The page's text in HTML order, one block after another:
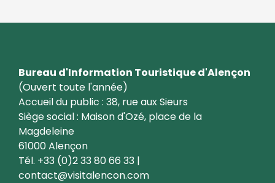
Bureau d'Information Touristique d'Alençon
(Ouvert toute l'année)
Accueil du public : 38, rue aux Sieurs
Siège social : Maison d'Ozé, place de la
Magdeleine
61000 Alençon
Tél. +33 (0)2 33 80 66 33 |
contact@visitalencon.com